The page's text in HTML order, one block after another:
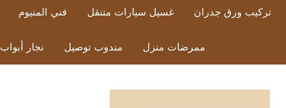
تركيب ورق جدران غسيل سيارات متنقل فني المنيوم
ممرضات منزل مندوب توصيل نجار أبواب